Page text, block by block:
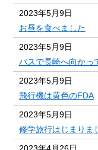
2023年5月9日
お昼を食べました
2023年5月9日
バスで長崎へ向かっ
2023年5月9日
飛行機は黄色のFDA
2023年5月9日
修学旅行はじまりま